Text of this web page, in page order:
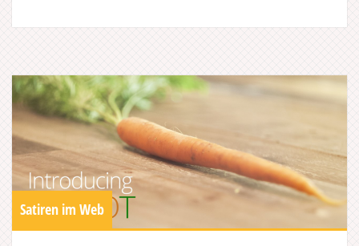
Satiren im Web